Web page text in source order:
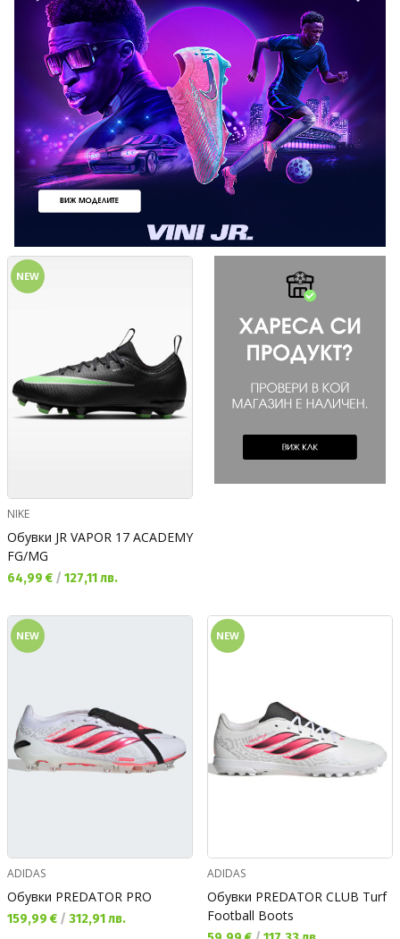
NEW
NIKE
Обувки JR VAPOR 17 ACADEMY
FG/MG
Текуща цена:
64,99 € / 127,11 лв.
NEW
ADIDAS
Обувки PREDATOR PRO
Текуща цена:
159,99 € / 312,91 лв.
NEW
ADIDAS
Обувки PREDATOR CLUB Turf
Football Boots